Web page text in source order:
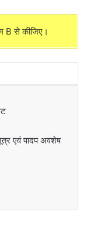
B से कीजिए।
एवं पादप अवशेष